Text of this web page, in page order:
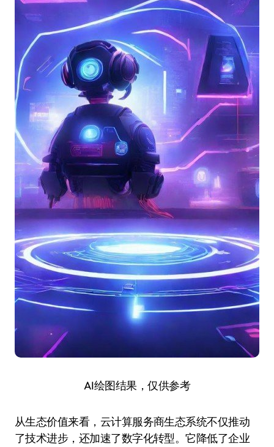
AI绘图结果，仅供参考
从生态价值来看，云计算服务商生态系统不仅推动
了技术进步，还加速了数字化转型。它降低了企业